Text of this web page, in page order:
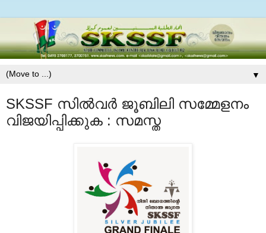
▼
SKSSF സില്‍വര്‍ ജൂബിലി സമ്മേളനം
വിജയിപ്പിക്കുക : സമസ്ത